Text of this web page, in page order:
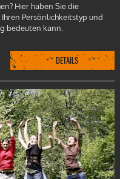
Hier haben Sie die
Persönlichkeitstyp und
bedeuten kann.
DETAILS